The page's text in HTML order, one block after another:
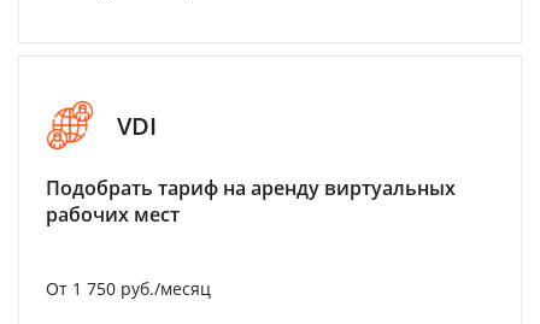
VDI
Подобрать тариф на аренду виртуальных
рабочих мест
От 1 750 руб./месяц